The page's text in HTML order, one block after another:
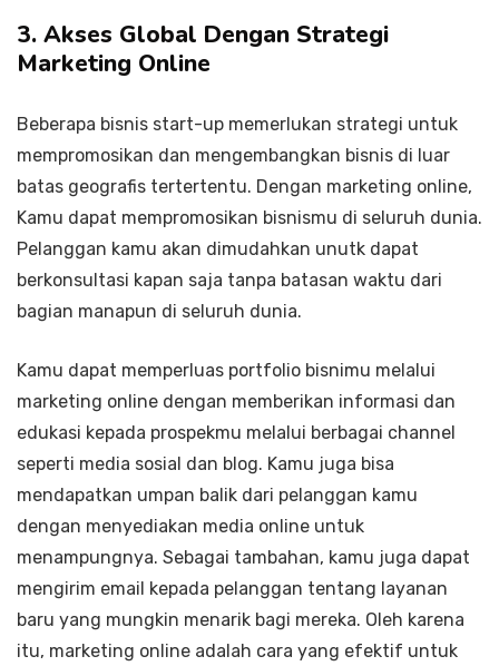
3. Akses Global Dengan Strategi
Marketing Online
Beberapa bisnis start-up memerlukan strategi untuk
mempromosikan dan mengembangkan bisnis di luar
batas geografis tertertentu. Dengan marketing online,
Kamu dapat mempromosikan bisnismu di seluruh dunia.
Pelanggan kamu akan dimudahkan unutk dapat
berkonsultasi kapan saja tanpa batasan waktu dari
bagian manapun di seluruh dunia.
Kamu dapat memperluas portfolio bisnimu melalui
marketing online dengan memberikan informasi dan
edukasi kepada prospekmu melalui berbagai channel
seperti media sosial dan blog. Kamu juga bisa
mendapatkan umpan balik dari pelanggan kamu
dengan menyediakan media online untuk
menampungnya. Sebagai tambahan, kamu juga dapat
mengirim email kepada pelanggan tentang layanan
baru yang mungkin menarik bagi mereka. Oleh karena
itu, marketing online adalah cara yang efektif untuk